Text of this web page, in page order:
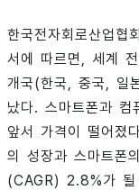
한국전자회로산업협
서에 따르면, 세계
개국(한국, 중국, 일
났다. 스마트폰과 컴
앞서 가격이 떨어졌
의 성장과 스마트폰
(CAGR) 2.8%가 될